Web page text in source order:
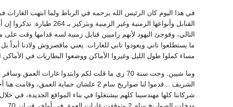
القنابل وأنواعها الزمنية
التالي، وفوجئ اليهود لأنهم راميين قنابل زمنية لسه قدامها وقت
مساء كملوا طول الليل وغيروا الأماكن ووضعوا البطاريات في
وما شيين. وجت سنة 70 زي ما قلت لكم وابتدوا